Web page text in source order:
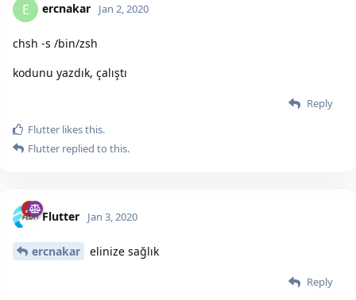
E ercnakar Jan 2, 2020
chsh -s /bin/zsh
kodunu yazdık, çalıştı
Reply
Flutter likes this.
Flutter replied to this.
Flutter Jan 3, 2020
ercnakar elinize sağlık
Reply